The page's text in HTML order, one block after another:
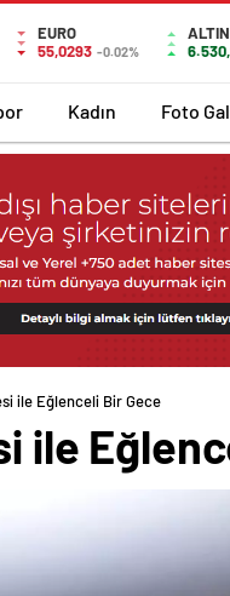
EURO
55,0293 -0.02%
ALTIN
Kadın Foto
ile Eğlenceli Bir Gece
ile